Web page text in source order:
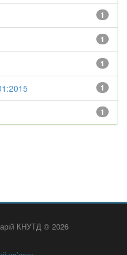
1
1
1
1
1
КНУТД © 2026